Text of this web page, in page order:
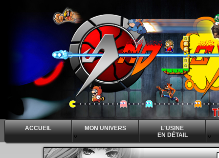
ACCUEIL
MON UNIVERS
^
L'USINE
EN DÉTAIL
^
^